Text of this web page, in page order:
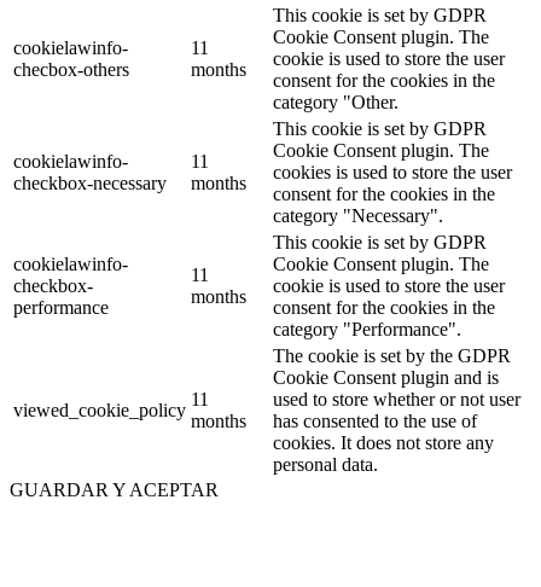
cookielawinfo-
checbox-others
11
months
This cookie is set by GDPR
Cookie Consent plugin. The
cookie is used to store the user
consent for the cookies in the
category "Other.
cookielawinfo-
checkbox-necessary
11
months
This cookie is set by GDPR
Cookie Consent plugin. The
cookies is used to store the user
consent for the cookies in the
category "Necessary".
cookielawinfo-
checkbox-
performance
11
months
This cookie is set by GDPR
Cookie Consent plugin. The
cookie is used to store the user
consent for the cookies in the
category "Performance".
viewed_cookie_policy
11
months
The cookie is set by the GDPR
Cookie Consent plugin and is
used to store whether or not user
has consented to the use of
cookies. It does not store any
personal data.
GUARDAR Y ACEPTAR